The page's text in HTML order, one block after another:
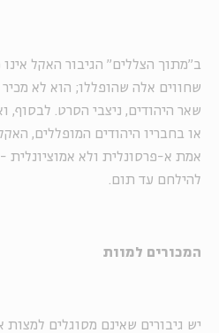
ב"מתוך הצללים" הגיבור האקל
שחווים אלה שהופללו; הוא לא
שאר היהודים, ניצבי הסרט. לבסוף,
או בחבריו היהודים המופללים,
אמת א-פרסונלית ולא אמוציונלית
להילחם עד תום.
המכורים למוות
יש גיבורים שאינם מסוגלים למצות